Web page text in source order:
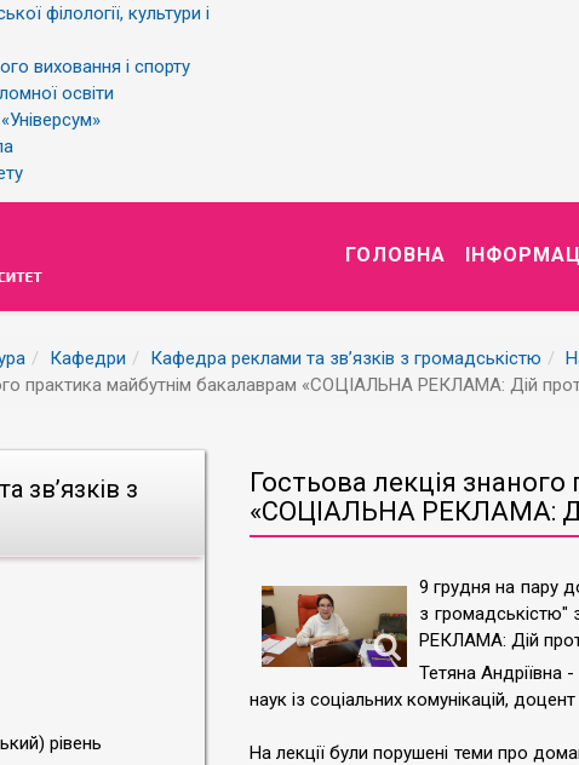
філології, культури і
виховання і спорту
освіти
ГОЛОВНА
Кафедри Кафедра реклами та зв’язків з громадськістю
практика майбутнім бакалаврам «СОЦІАЛЬНА РЕКЛАМА: Дій
зв’язків з
рівень
Гостьова лекція
«СОЦІАЛЬНА РЕКЛАМА:
9 грудня на пару
з громадськістю"
РЕКЛАМА: Дій
Тетяна Андріївна
наук із соціальних комунікацій,
На лекції були порушені теми про